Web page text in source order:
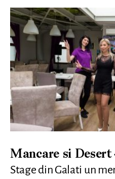
Mancare si Desert
Stage din Galati un